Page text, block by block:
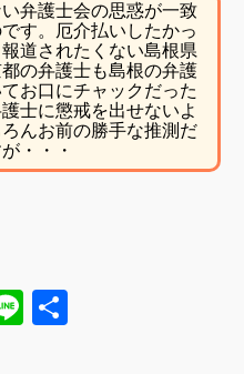
弁護士会の思惑が一致
す。
厄介払いしたかっ
道されたくない島根県
の弁護士も島根の弁護
お口にチャックだった
士に懲戒を出せないよ
ろんお前の勝手な推測だ
・・・
Line